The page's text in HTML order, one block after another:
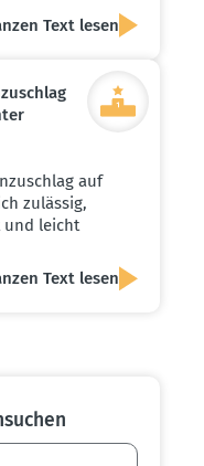
Text lesen
auf
zulässig,
und leicht
Text lesen